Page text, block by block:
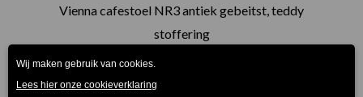
Vienna cafestoel NR3 antiek gebeitst, teddy
stoffering
€109.00